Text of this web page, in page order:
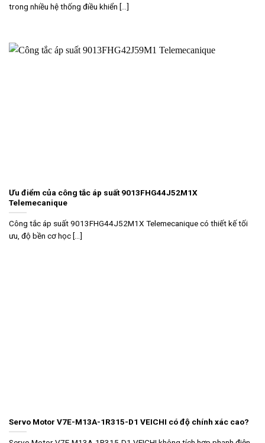
trong nhiều hệ thống điều khiển [...]
Ưu điểm của công tắc áp suất 9013FHG44J52M1X
Telemecanique
Công tắc áp suất 9013FHG44J52M1X Telemecanique có thiết kế tối
ưu, độ bền cơ học [...]
Servo Motor V7E-M13A-1R315-D1 VEICHI có độ chính xác cao?